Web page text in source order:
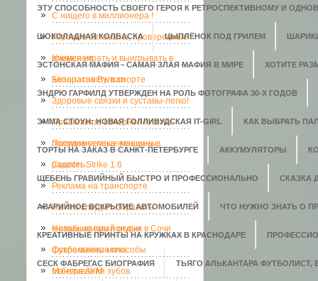
ЭТУ СПОСОБНОСТЬ СВОЕГО ГЕРОЯ К РЕТРОСПЕКТИВНОМУ И
ШОКОЛАДНАЯ КОЛБАСКА ЦЫПЛЁНОК ПОД ГРИЛЕМ
ЭСТОНСКАЯ МАФИЯ - САМАЯ ЗЛАЯ МАФИЯ В МИРЕ ХОТИТЕ
ЭНДРЮ ГАРФИЛД УТВЕРЖДЕН НА РОЛЬ ФОТОГРАФА 30-Х ГОДОВ
ЭММА СТОУН: НОВАЯ ГОЛЛИВУДСКАЯ IT-GIRL КАК ВЫБРАТЬ
ТОРТЫ НА ЗАКАЗ В САНКТ-ПЕТЕРБУРГЕ АККУМУЛЯТОРЫ
ЩЕБЕНЬ ГРАВИЙНЫЙ БЫСТРО И ПРОФЕССИОНАЛЬНО СКАЗКА
АВАРИЙНОЕ ВСКРЫТИЕ АВТОМОБИЛЕЙ ЧТО НУЖНО ЗНАТЬ О
КРЕАТИВНЫЕ ПРИНТЫ НА КРУЖКАХ В КРАСНОДАРЕ
СЕСК ФАБРЕГАС БИОГРАФИЯ ТЬЯГО АЛЬКАНТАРА ФУТБОЛИСТ,
C нищего в миллионера !
Игровые автоматы, проверенные
временем.
Учимся играть и выигрывать в
аппаратах Вулкан
Безопасность в спорте
Здоровые связки и суставы-легко!
Правильное вечернее платье-
полвина успеха женщины
Посудомоечные машины в
радость.
Counter-Strike 1.6
Реклама на транспорте
На что следует обратить
внимание при покупке
футбольного мяча
Незабываемый отдых в Сочи
Современные способы
отбеливания зубов.
Мантра АУМ